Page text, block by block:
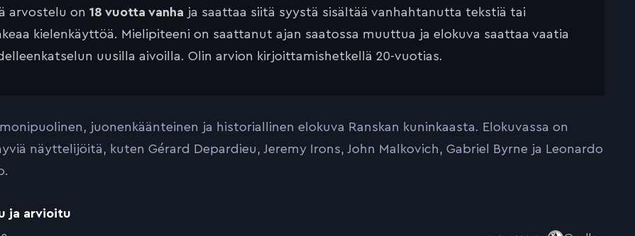
arvostelu on 18 vuotta vanha ja saattaa siitä syystä sisältää vanhahtanutta tekstiä tai
kielenkäyttöä. Mielipiteeni on saattanut ajan saatossa muuttua ja elokuva saattaa vaatia
uusilla aivoilla. Olin arvion kirjoittamishetkellä 20-vuotias.
juonenkäänteinen ja historiallinen elokuva Ranskan kuninkaasta. Elokuvassa on
näyttelijöitä, kuten Gérard Depardieu, Jeremy Irons, John Malkovich, Gabriel Byrne ja Leonardo
ja arvioitu